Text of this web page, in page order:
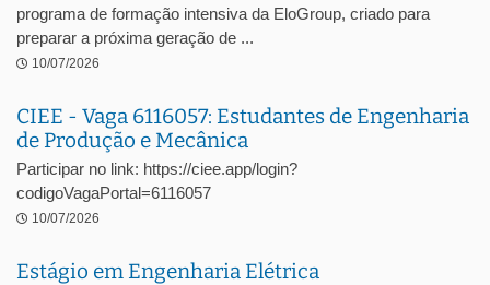
programa de formação intensiva da EloGroup, criado para
preparar a próxima geração de ...
10/07/2026
CIEE - Vaga 6116057: Estudantes de Engenharia
de Produção e Mecânica
Participar no link: https://ciee.app/login?
codigoVagaPortal=6116057
10/07/2026
Estágio em Engenharia Elétrica